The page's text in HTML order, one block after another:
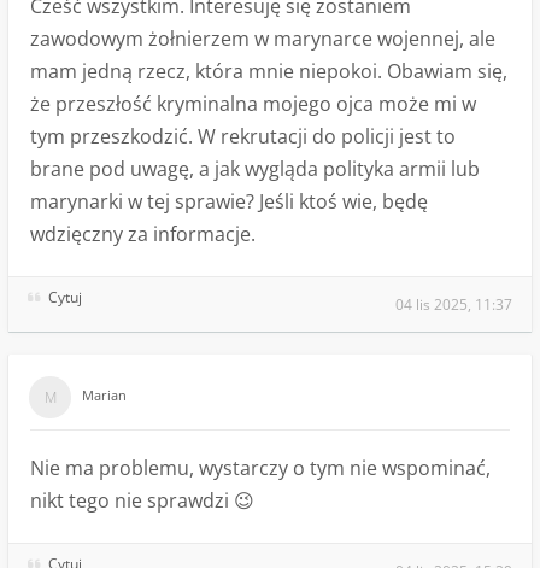
Cześć wszystkim. Interesuję się zostaniem
zawodowym żołnierzem w marynarce wojennej, ale
mam jedną rzecz, która mnie niepokoi. Obawiam się,
że przeszłość kryminalna mojego ojca może mi w
tym przeszkodzić. W rekrutacji do policji jest to
brane pod uwagę, a jak wygląda polityka armii lub
marynarki w tej sprawie? Jeśli ktoś wie, będę
wdzięczny za informacje.
Cytuj 04 lis 2025, 11:37
Marian
Nie ma problemu, wystarczy o tym nie wspominać,
nikt tego nie sprawdzi 😉
Cytuj